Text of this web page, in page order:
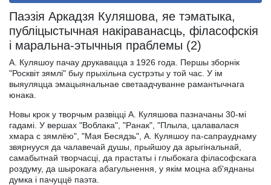
Паэзiя Аркадзя Куляшова, яe тэматыка,
публiцыстычная накiраванасць, фiласофскiя
i маральна-этычныя праблемы (2)
А. Куляшоу пачау друкавацца з 1926 года. Першы зборнiк
"Росквiт зямлi" быу прыхiльна сустрэты у той час. У iм
выяуляцца эмацыянальнае светаадчуванне рамантычнага
юнака.
Новы крок у творчым развiццi А. Куляшова пазначаны 30-мi
гадамi. У вершах "Воблака", "Ранак", "Плыла, цалавалася
хмара с зямлёю", "Мая Бесядзь", А. Куляшоу па-сапрауднаму
звярнууся да чалавечай душы, прыйшоу да арыгiнальнай,
самабытнай творчасцi, да прастаты i глыбокага фiласофскага
роздуму, да шырокага абагульнення, у якiм моцна аб'яднаны
думка i пачуццё паэта.